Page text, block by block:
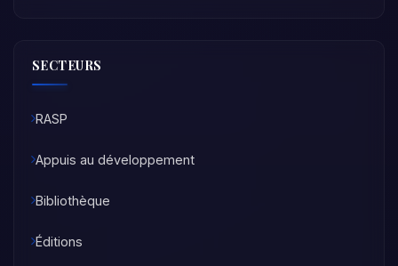
SECTEURS
RASP
Appuis au développement
Bibliothèque
Éditions